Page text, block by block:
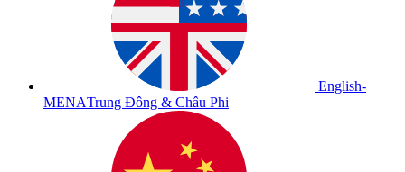
English-
MENATrung Đông & Châu Phi